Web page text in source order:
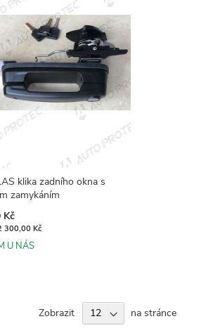
klika zadního okna s
zamykáním
Kč
300,00 Kč
U NÁS
Zobrazit na stránce